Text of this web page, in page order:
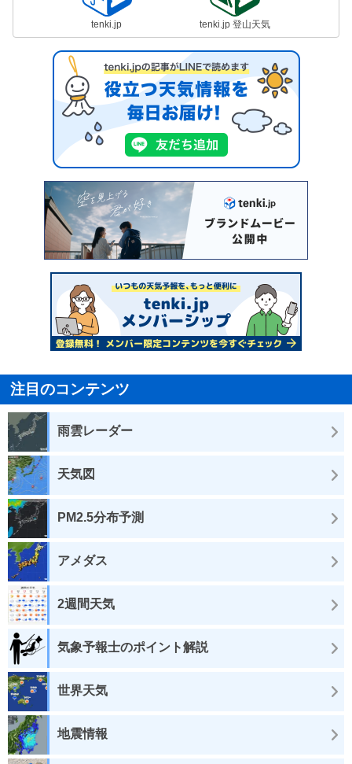
tenki.jp tenki.jp 登山天気
注目のコンテンツ
雨雲レーダー
天気図
PM2.5分布予測
アメダス
2週間天気
気象予報士のポイント解説
世界天気
地震情報